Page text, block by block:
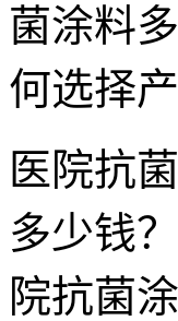
菌涂料
何选择产
医院抗
多少钱
院抗菌